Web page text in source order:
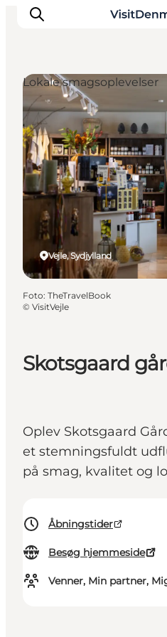
Inspiration
Destinationer
Oplevelser
Overnatning
Planlæg ferien
Skotsgaard
Oplev Skotsgaard
et stemningsfuldt
på smag, kvalitet og
Åbningstider
Besøg hjemmeside
Venner, Min partner,
Vejle, Sydjylland
Lokale smagsoplevelser
Foto: TheTravelBook
© VisitVejle